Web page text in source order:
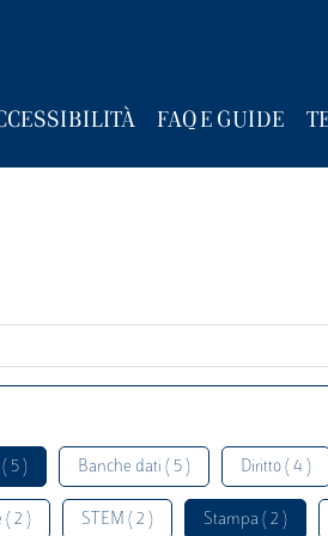
FAQ E GUIDE
5 ) Banche dati ( 5 ) Diritto ( 4 )
( 2 ) STEM ( 2 ) Stampa ( 2 )